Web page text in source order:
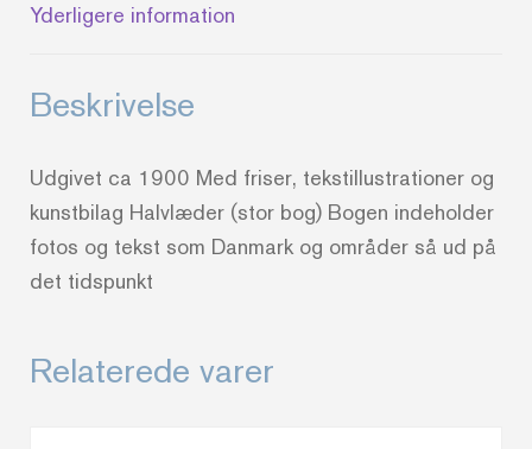
Yderligere information
Beskrivelse
Udgivet ca 1900 Med friser, tekstillustrationer og
kunstbilag Halvlæder (stor bog) Bogen indeholder
fotos og tekst som Danmark og områder så ud på
det tidspunkt
Relaterede varer